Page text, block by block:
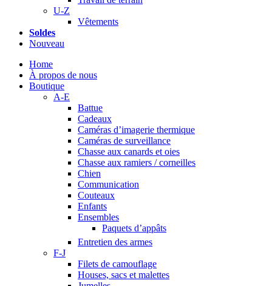
U-Z
Vêtements
Soldes
Nouveau
Home
À propos de nous
Boutique
A-E
Battue
Cadeaux
Caméras d’imagerie thermique
Caméras de surveillance
Chasse aux canards et oies
Chasse aux ramiers / corneilles
Chien
Communication
Couteaux
Enfants
Ensembles
Paquets d’appâts
Entretien des armes
F-J
Filets de camouflage
Houses, sacs et malettes